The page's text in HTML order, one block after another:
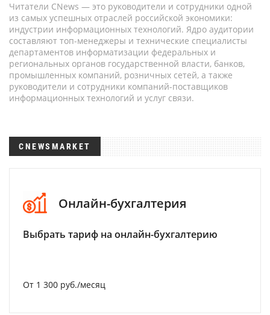
Читатели CNews — это руководители и сотрудники одной
из самых успешных отраслей российской экономики:
индустрии информационных технологий. Ядро аудитории
составляют топ-менеджеры и технические специалисты
департаментов информатизации федеральных и
региональных органов государственной власти, банков,
промышленных компаний, розничных сетей, а также
руководители и сотрудники компаний-поставщиков
информационных технологий и услуг связи.
CNEWSMARKET
Онлайн-бухгалтерия
Выбрать тариф на онлайн-бухгалтерию
От 1 300 руб./месяц